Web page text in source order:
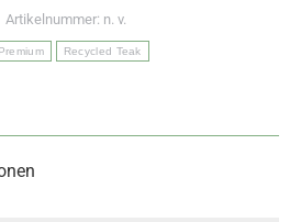
Artikelnummer: n. v.
Premium Recycled Teak